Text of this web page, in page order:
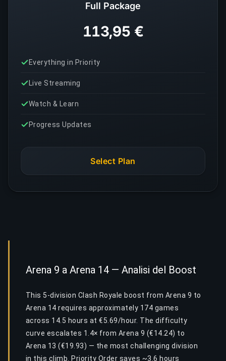
Full Package
113,95 €
Everything in Priority
Live Streaming
Watch & Learn
Progress Updates
Select Plan
Arena 9 a Arena 14 — Analisi del Boost
This 5-division Clash Royale boost from Arena 9 to
Arena 14 requires approximately 174 games
across 14.5 hours at €5.69/hour. The difficulty
curve escalates 1.4× from Arena 9 (€14.24) to
Arena 13 (€19.93) — the most challenging division
in this climb. Priority Order saves ~3.6 hours